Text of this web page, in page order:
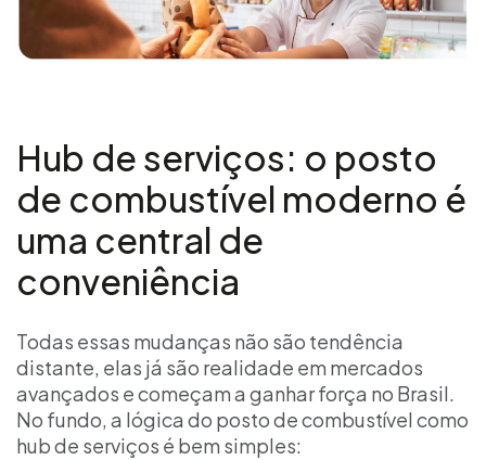
Hub de serviços: o posto
de combustível moderno é
uma central de
conveniência
Todas essas mudanças não são tendência
distante, elas já são realidade em mercados
avançados e começam a ganhar força no Brasil.
No fundo, a lógica do posto de combustível como
hub de serviços é bem simples: